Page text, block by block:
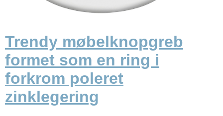
Trendy møbelknopgreb
formet som en ring i
forkrom poleret
zinklegering